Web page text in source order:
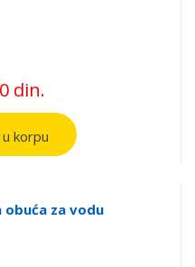
din.
korpu
obuća za vodu